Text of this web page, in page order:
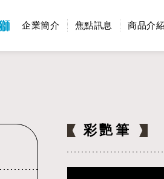
企業簡介 焦點訊息 商品介紹
彩艷筆